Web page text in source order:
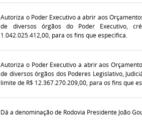
Autoriza o Poder Executivo a abrir aos
de diversos órgãos do Poder Executivo,
1.042.025.412,00, para os fins que especifica.
Autoriza o Poder Executivo a abrir aos
de diversos órgãos dos Poderes Legislativo,
limite de R$ 12.367.270.209,00, para os fins que
Dá a denominação de Rodovia Presidente João